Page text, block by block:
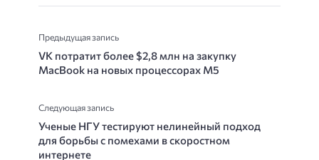
Предыдущая запись
VK потратит более $2,8 млн на закупку
MacBook на новых процессорах M5
Следующая запись
Ученые НГУ тестируют нелинейный подход
для борьбы с помехами в скоростном
интернете